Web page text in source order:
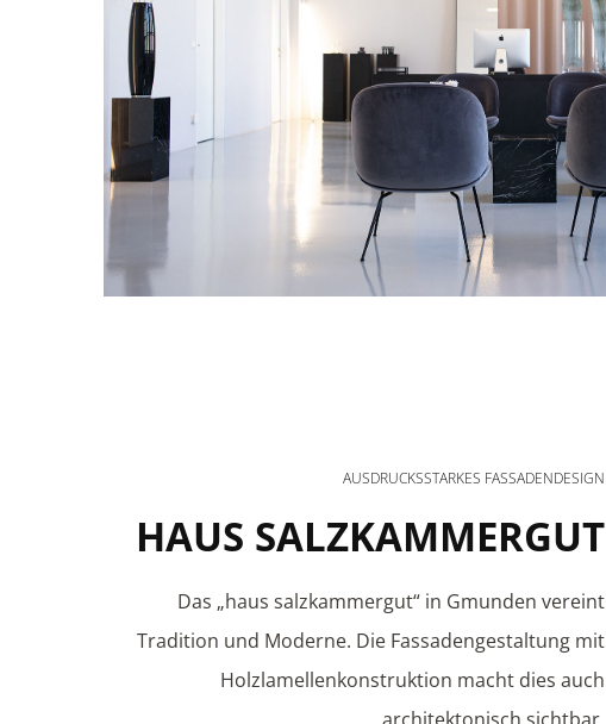
AUSDRUCKSSTARKES FASSADENDESIGN
HAUS SALZKAMMERGUT
Das „haus salzkammergut“ in Gmunden vereint
Tradition und Moderne. Die Fassadengestaltung mit
Holzlamellenkonstruktion macht dies auch
architektonisch sichtbar.